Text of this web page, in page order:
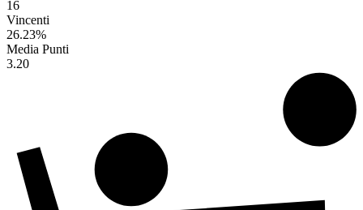
16
Vincenti
26.23%
Media Punti
3.20